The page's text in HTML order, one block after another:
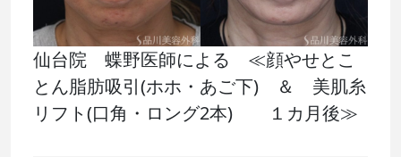
仙台院 蝶野医師による ≪顔やせとこ
とん脂肪吸引(ホホ・あご下) ＆ 美肌糸
リフト(口角・ロング2本) １カ月後≫